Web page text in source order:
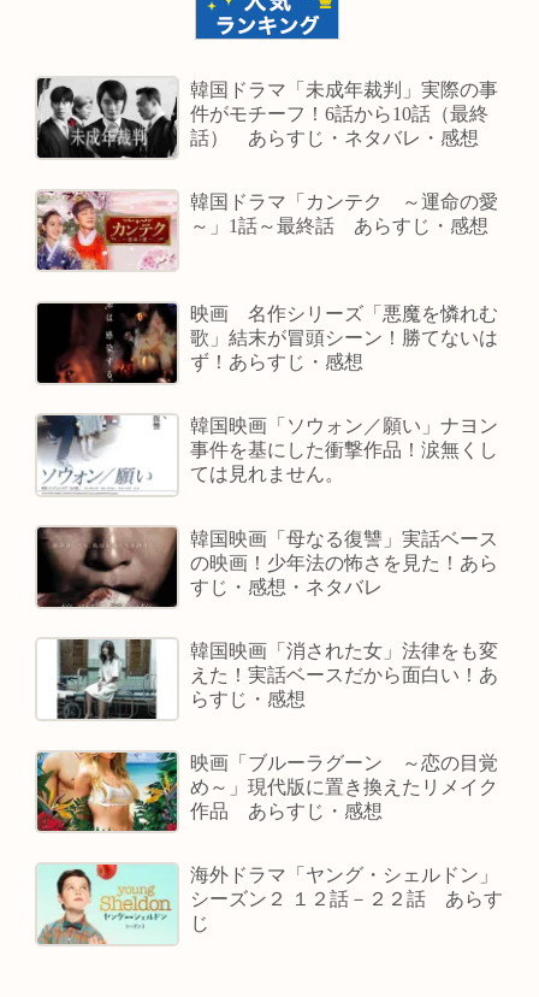
韓国ドラマ「未成年裁判」実際の事
件がモチーフ！6話から10話（最終
話） あらすじ・ネタバレ・感想
韓国ドラマ「カンテク ～運命の愛
～」1話～最終話 あらすじ・感想
映画 名作シリーズ「悪魔を憐れむ
歌」結末が冒頭シーン！勝てないは
ず！あらすじ・感想
韓国映画「ソウォン／願い」ナヨン
事件を基にした衝撃作品！涙無くし
ては見れません。
韓国映画「母なる復讐」実話ベース
の映画！少年法の怖さを見た！あら
すじ・感想・ネタバレ
韓国映画「消された女」法律をも変
えた！実話ベースだから面白い！あ
らすじ・感想
映画「ブルーラグーン ～恋の目覚
め～」現代版に置き換えたリメイク
作品 あらすじ・感想
海外ドラマ「ヤング・シェルドン」
シーズン２ １２話－２２話 あらす
じ